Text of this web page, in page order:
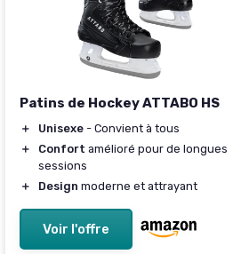
Patins de Hockey ATTABO HS
＋ Unisexe - Convient à tous
＋
Confort amélioré pour de longues
sessions
＋
Design moderne et attrayant
Voir l'offre